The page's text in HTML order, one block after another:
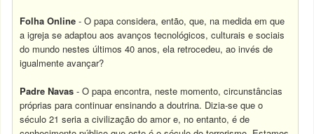
Folha Online - O papa considera, então, que, na medida em que
a igreja se adaptou aos avanços tecnológicos, culturais e sociais
do mundo nestes últimos 40 anos, ela retrocedeu, ao invés de
igualmente avançar?
Padre Navas - O papa encontra, neste momento, circunstâncias
próprias para continuar ensinando a doutrina. Dizia-se que o
século 21 seria a civilização do amor e, no entanto, é de